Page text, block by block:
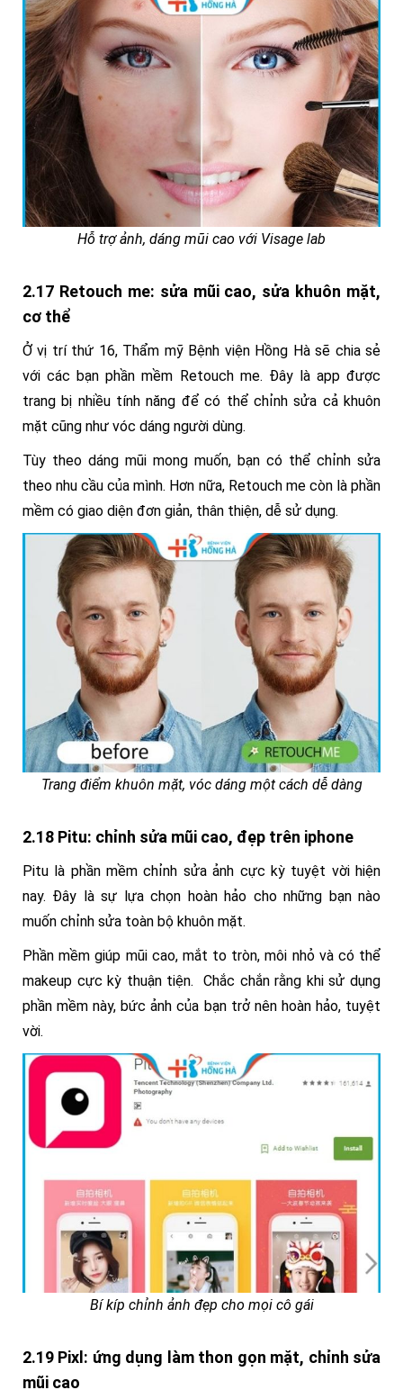
Hỗ trợ ảnh, dáng mũi cao với Visage lab
2.17 Retouch me: sửa mũi cao, sửa khuôn mặt,
cơ thể
Ở vị trí thứ 16, Thẩm mỹ Bệnh viện Hồng Hà sẽ chia sẻ
với các bạn phần mềm Retouch me. Đây là app được
trang bị nhiều tính năng để có thể chỉnh sửa cả khuôn
mặt cũng như vóc dáng người dùng.
Tùy theo dáng mũi mong muốn, bạn có thể chỉnh sửa
theo nhu cầu của mình. Hơn nữa, Retouch me còn là phần
mềm có giao diện đơn giản, thân thiện, dễ sử dụng.
Trang điểm khuôn mặt, vóc dáng một cách dễ dàng
2.18 Pitu: chỉnh sửa mũi cao, đẹp trên iphone
Pitu là phần mềm chỉnh sửa ảnh cực kỳ tuyệt vời hiện
nay. Đây là sự lựa chọn hoàn hảo cho những bạn nào
muốn chỉnh sửa toàn bộ khuôn mặt.
Phần mềm giúp mũi cao, mắt to tròn, môi nhỏ và có thể
makeup cực kỳ thuận tiện. Chắc chắn rằng khi sử dụng
phần mềm này, bức ảnh của bạn trở nên hoàn hảo, tuyệt
vời.
Bí kíp chỉnh ảnh đẹp cho mọi cô gái
2.19 Pixl: ứng dụng làm thon gọn mặt, chỉnh sửa
mũi cao